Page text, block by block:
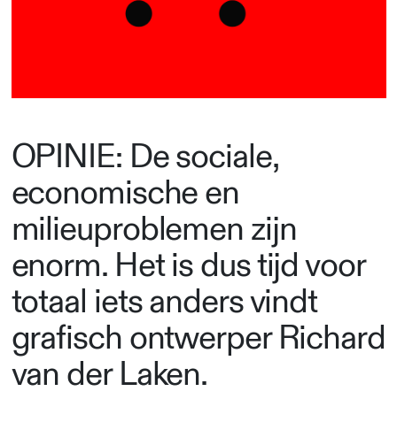
OPINIE: De sociale,
economische en
milieuproblemen zijn
enorm. Het is dus tijd voor
totaal iets anders vindt
grafisch ontwerper Richard
van der Laken.